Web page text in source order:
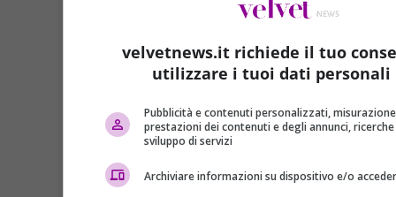
velvetnews.it richiede il tuo
utilizzare i tuoi dati personali
Pubblicità e contenuti personalizzati,
prestazioni dei contenuti e degli annunci, ricerche
sviluppo di servizi
Archiviare informazioni su dispositivo e/o